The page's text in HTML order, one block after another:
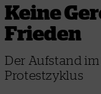
Keine
Frieden
Der Aufstand im
Protestzyklus